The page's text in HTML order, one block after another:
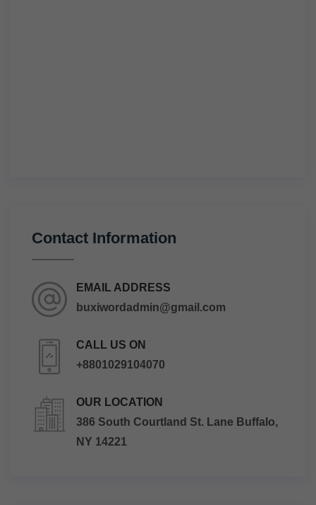
Contact Information
EMAIL ADDRESS
buxiwordadmin@gmail.com
CALL US ON
+8801029104070
OUR LOCATION
386 South Courtland St. Lane Buffalo,
NY 14221